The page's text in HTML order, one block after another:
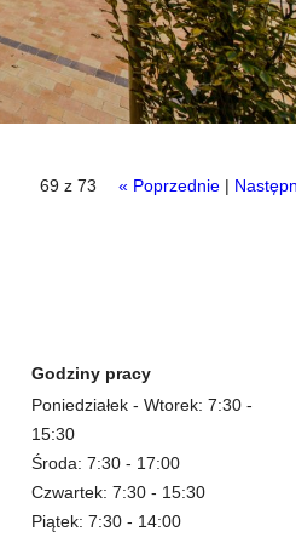
69 z 73 « Poprzednie|
Godziny pracy
Poniedziałek - Wtorek: 7:30 -
15:30
Środa: 7:30 - 17:00
Czwartek: 7:30 - 15:30
Piątek: 7:30 - 14:00